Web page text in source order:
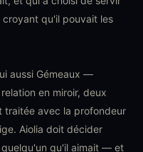
croyant qu'il pouvait les
aussi Gémeaux —
en miroir, deux
traitée avec la profondeur
Aiolia doit décider
qu'il aimait — et